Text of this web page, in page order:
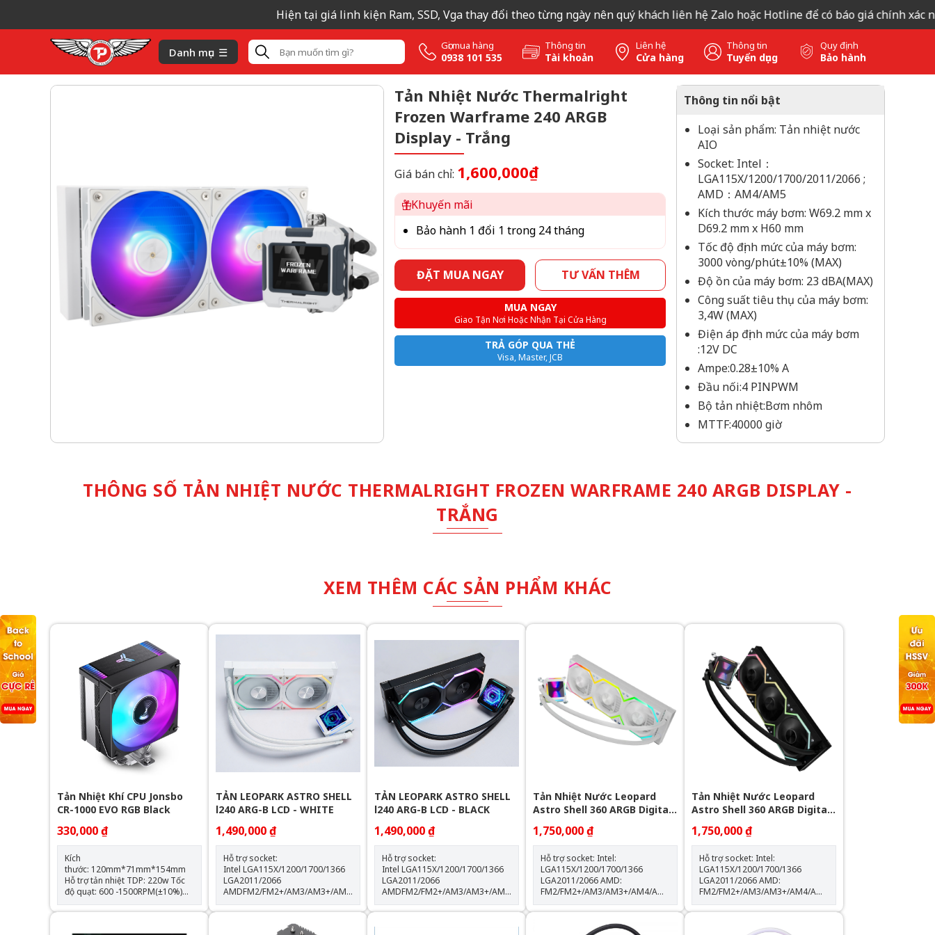
Hiện tại giá linh kiện Ram, SSD, Vga thay đổi theo từng ngày nên quý khách liên hệ Zalo hoặc Hotline để có báo giá chính xác nhất,
Danh mục Gọi mua hàng
0938 101 535
Thông tin
Tài khoản
Liên hệ
Cửa hàng
Thông tin
Tuyển dụng
Quy định
Bảo hành
Tản Nhiệt Nước Thermalright
Frozen Warframe 240 ARGB
Display - Trắng
Giá bán chỉ: 1,600,000₫
Khuyến mãi
Bảo hành 1 đổi 1 trong 24 tháng
ĐẶT MUA NGAY TƯ VẤN THÊM
MUA NGAY
Giao Tận Nơi Hoặc Nhận Tại Cửa Hàng
TRẢ GÓP QUA THẺ
Visa, Master, JCB
Thông tin nổi bật
Loại sản phẩm: Tản nhiệt nước
AIO
Socket: Intel：
LGA115X/1200/1700/2011/2066 ;
AMD：AM4/AM5
Kích thước máy bơm: W69.2 mm x
D69.2 mm x H60 mm
Tốc độ định mức của máy bơm:
3000 vòng/phút±10% (MAX)
Độ ồn của máy bơm: 23 dBA(MAX)
Công suất tiêu thụ của máy bơm:
3,4W (MAX)
Điện áp định mức của máy bơm
:12V DC
Ampe:0.28±10% A
Đầu nối:4 PINPWM
Bộ tản nhiệt:Bơm nhôm
MTTF:40000 giờ
THÔNG SỐ TẢN NHIỆT NƯỚC THERMALRIGHT FROZEN WARFRAME 240 ARGB DISPLAY -
TRẮNG
XEM THÊM CÁC SẢN PHẨM KHÁC
Tản Nhiệt Khí CPU Jonsbo
CR-1000 EVO RGB Black
330,000 ₫
Kích
thước: 120mm*71mm*154mm
Hỗ trợ tản nhiệt TDP: 220w Tốc
độ quạt: 600 -1500RPM(±10%)
Hỗ trợ Socket LGA 1700 & AM5
Trang bị 4 ống đồng dẫn nhiệt
TẢN LEOPARK ASTRO SHELL
l240 ARG-B LCD - WHITE
1,490,000 ₫
Hỗ trợ socket:
Intel LGA115X/1200/1700/1366
LGA2011/2066
AMDFM2/FM2+/AM3/AM3+/AM4/AM5
Thông số kỹ thuật: Kích thước
quạt: 120*120*25mm Tốc độ
quạt: 600-2000RPM +-10% Lưu
TẢN LEOPARK ASTRO SHELL
l240 ARG-B LCD - BLACK
1,490,000 ₫
Hỗ trợ socket:
Intel LGA115X/1200/1700/1366
LGA2011/2066
AMDFM2/FM2+/AM3/AM3+/AM4/AM5
Thông số kỹ thuật: Kích thước
quạt: 120*120*25mm Tốc độ
Tản Nhiệt Nước Leopard
Astro Shell 360 ARGB Digital
1,750,000 ₫
Hỗ trợ socket: Intel:
LGA115X/1200/1700/1366
LGA2011/2066 AMD:
FM2/FM2+/AM3/AM3+/AM4/AM5
Kích thước khối rad:
397*120*60.5mm Kích thước
quạt: 120*120*25mm Tốc độ
Tản Nhiệt Nước Leopard
Astro Shell 360 ARGB Digital
1,750,000 ₫
Hỗ trợ socket: Intel:
LGA115X/1200/1700/1366
LGA2011/2066 AMD:
FM2/FM2+/AM3/AM3+/AM4/AM5
Kích thước khối rad:
397*120*60.5mm Kích thước
quạt: 120*120*25mm Tốc độ